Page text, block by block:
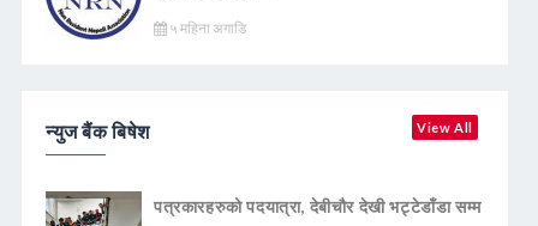
५ महिना अगाडि
न्युज बैंक बिषेश View All
पत्रकारहरुको पदयात्रा, देबीचौर देखी भट्टेडाँडा सम्म